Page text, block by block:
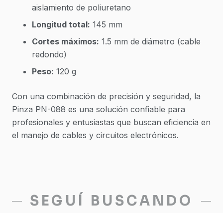
aislamiento de poliuretano
Longitud total: 145 mm
Cortes máximos: 1.5 mm de diámetro (cable
redondo)
Peso: 120 g
Con una combinación de precisión y seguridad, la
Pinza PN-088 es una solución confiable para
profesionales y entusiastas que buscan eficiencia en
el manejo de cables y circuitos electrónicos.
SEGUÍ BUSCANDO